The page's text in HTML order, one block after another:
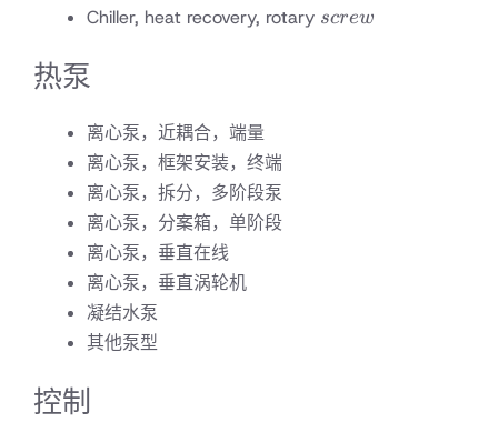
Chiller, heat recovery, rotary screw
screw
热泵
离心泵，近耦合，端量
离心泵，框架安装，终端
离心泵，拆分，多阶段泵
离心泵，分案箱，单阶段
离心泵，垂直在线
离心泵，垂直涡轮机
凝结水泵
其他泵型
控制